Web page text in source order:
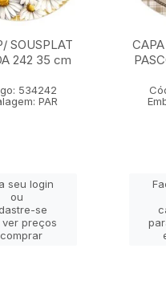
SOUSPLAT
242 35 cm
534242
PAR
seu login
ou
se
preços